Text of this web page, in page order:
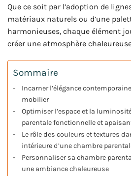
Que ce soit par l’adoption de
matériaux naturels ou d’une
harmonieuses, chaque élément
créer une atmosphère
Sommaire
Incarner l’élégance
mobilier
Optimiser l’espace et la
parentale fonctionnelle et
Le rôle des couleurs et textures
intérieure d’une chambre
Personnaliser sa chambre
une ambiance chaleureuse